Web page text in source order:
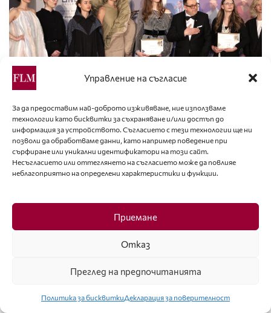
Управление на съгласие
За да предоставим най-доброто изживяване, ние използваме
технологии като бисквитки за съхраняване и/или достъп до
информация за устройството. Съгласието с тези технологии ще ни
позволи да обработваме данни, като например поведение при
сърфиране или уникални идентификатори на този сайт.
Несъгласието или оттеглянето на съгласието може да повлияе
неблагоприятно на определени характеристики и функции.
Приемане
Отказ
Преглед на предпочитанията
Политика за бисквиткиДекларация за поверителност
НОВА ГЕНЕРАЦИЯ
Впечатляващо представяне на студентите от
НХА на „БГ модна икона 2026“